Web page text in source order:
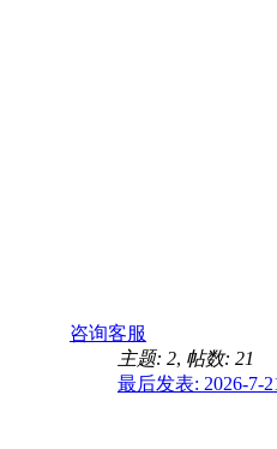
咨询客服
主题: 2, 帖数: 21
最后发表: 2026-7-